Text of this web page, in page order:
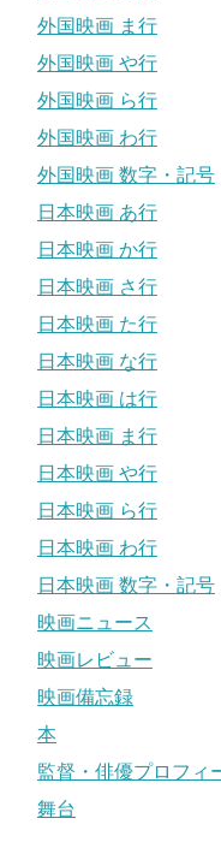
外国映画 ま行
外国映画 や行
外国映画 ら行
外国映画 わ行
外国映画 数字・記号
日本映画 あ行
日本映画 か行
日本映画 さ行
日本映画 た行
日本映画 な行
日本映画 は行
日本映画 ま行
日本映画 や行
日本映画 ら行
日本映画 わ行
日本映画 数字・記号
映画ニュース
映画レビュー
映画備忘録
本
監督・俳優プロフィ
舞台